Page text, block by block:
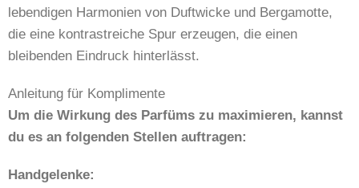
lebendigen Harmonien von Duftwicke und Bergamotte,
die eine kontrastreiche Spur erzeugen, die einen
bleibenden Eindruck hinterlässt.
Anleitung für Komplimente
Um die Wirkung des Parfüms zu maximieren, kannst
du es an folgenden Stellen auftragen:
Handgelenke: